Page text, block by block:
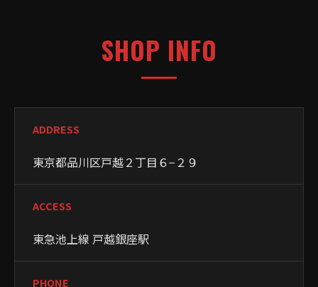
SHOP INFO
ADDRESS
東京都品川区戸越２丁目６−２９
ACCESS
東急池上線 戸越銀座駅
PHONE